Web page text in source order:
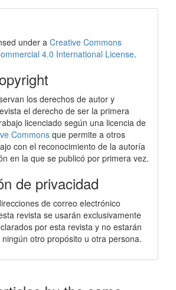
under a Creative Commons
4.0 International License.
los derechos de autor y
el derecho de ser la primera
licenciado según una licencia de
Commons que permite a otros
con el reconocimiento de la autoría
en la que se publicó por primera vez.
de privacidad
de correo electrónico
revista se usarán exclusivamente
por esta revista y no estarán
otro propósito u otra persona.